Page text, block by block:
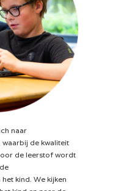
naar
de kwaliteit
de leerstof wordt
kind. We kijken